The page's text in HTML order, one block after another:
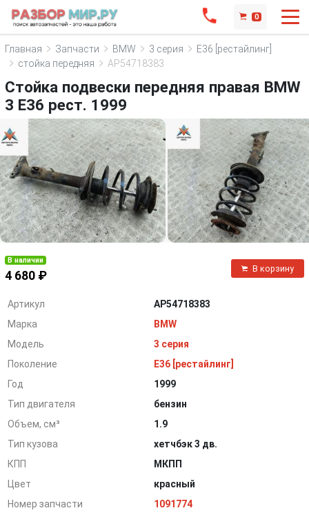
0
Главная Запчасти BMW 3 серия
E36 [рестайлинг]
стойка передняя
AP54718383
Стойка подвески передняя правая BMW
3 E36 рест. 1999
В наличии
4 680 ₽
В корзину
Артикул
AP54718383
Марка
BMW
Модель
3 серия
Поколение
E36 [рестайлинг]
Год
1999
Тип двигателя
бензин
Объем, см³
1.9
Тип кузова
хетчбэк 3 дв.
КПП
МКПП
Цвет
красный
Номер запчасти
1091774